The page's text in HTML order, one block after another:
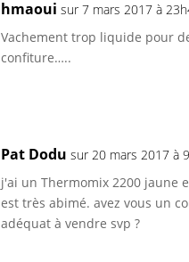
hmaoui sur 7 mars 2017 à
Vachement trop liquide pour
confiture…..
Pat Dodu sur 20 mars 2017 à
j'ai un Thermomix 2200 jaune
est très abimé. avez vous un
adéquat à vendre svp ?